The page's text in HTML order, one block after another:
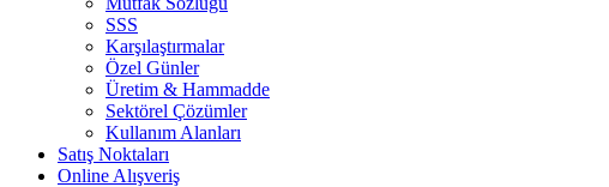
SSS
Karşılaştırmalar
Özel Günler
Üretim & Hammadde
Sektörel Çözümler
Kullanım Alanları
Satış Noktaları
Online Alışveriş